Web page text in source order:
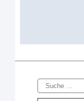
Suche